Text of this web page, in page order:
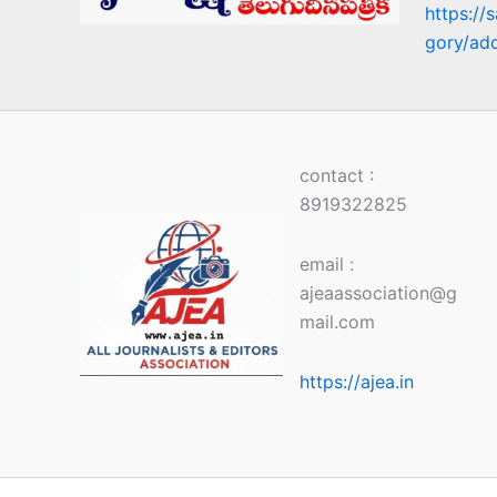
https://
gory/
contact :
8919322825
email :
ajeaassociation@g
mail.com
https://ajea.in